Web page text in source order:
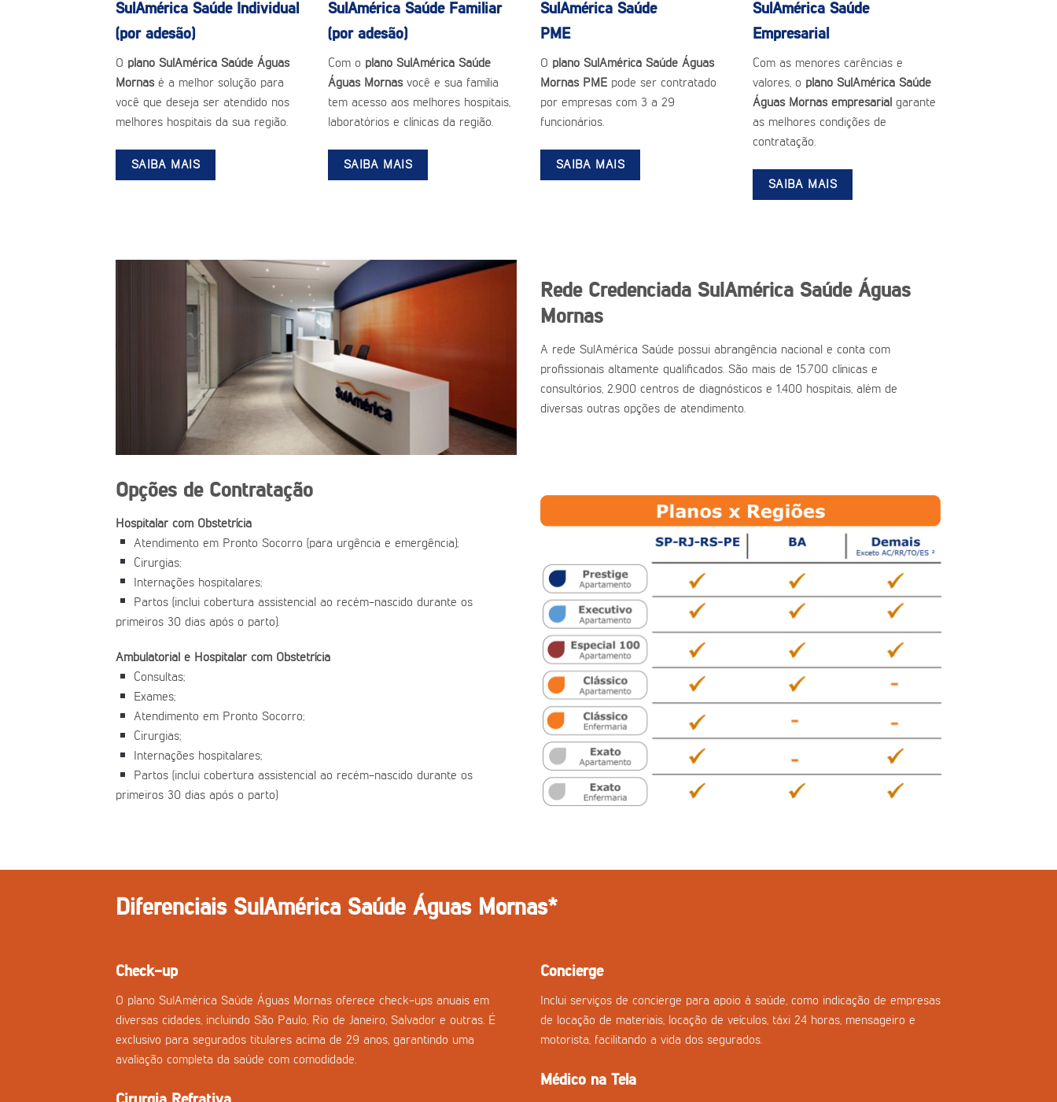
SulAmérica Saúde Individual
(por adesão)
O plano SulAmérica Saúde Águas
Mornasé a melhor solução para
você que deseja ser atendido nos
melhores hospitais da sua região.
SAIBA MAIS
SulAmérica Saúde Familiar
(por adesão)
Com o plano SulAmérica Saúde
Águas Mornas você e sua família
tem acesso aos melhores hospitais,
laboratórios e clínicas da região.
SAIBA MAIS
SulAmérica Saúde
PME
O plano SulAmérica Saúde Águas
Mornas PME pode ser contratado
por empresas com 3 a 29
funcionários.
SAIBA MAIS
SulAmérica Saúde
Empresarial
Com as menores carências e
valores, o plano SulAmérica Saúde
Águas Mornas empresarial garante
as melhores condições de
contratação.
SAIBA MAIS
Rede Credenciada SulAmérica Saúde Águas
Mornas
A rede SulAmérica Saúde possui abrangência nacional e conta com
profissionais altamente qualificados. São mais de 15.700 clínicas e
consultórios, 2.900 centros de diagnósticos e 1.400 hospitais, além de
diversas outras opções de atendimento.
Opções de Contratação
Hospitalar com Obstetrícia
Atendimento em Pronto Socorro (para urgência e emergência);
Cirurgias;
Internações hospitalares;
Partos (inclui cobertura assistencial ao recém-nascido durante os
primeiros 30 dias após o parto).
Ambulatorial e Hospitalar com Obstetrícia
Consultas;
Exames;
Atendimento em Pronto Socorro;
Cirurgias;
Internações hospitalares;
Partos (inclui cobertura assistencial ao recém-nascido durante os
primeiros 30 dias após o parto)
Diferenciais SulAmérica Saúde Águas Mornas*
Check-up
O plano SulAmérica Saúde Águas Mornas oferece check-ups anuais em
diversas cidades, incluindo São Paulo, Rio de Janeiro, Salvador e outras. É
exclusivo para segurados titulares acima de 29 anos, garantindo uma
avaliação completa da saúde com comodidade.
Concierge
Inclui serviços de concierge para apoio à saúde, como indicação de empresas
de locação de materiais, locação de veículos, táxi 24 horas, mensageiro e
motorista, facilitando a vida dos segurados.
Médico na Tela